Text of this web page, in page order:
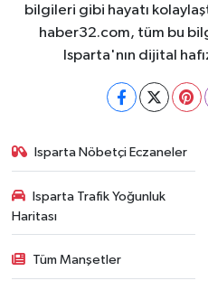
bilgileri gibi hayatı
haber32.com, tüm bu
Isparta'nın dijital
Isparta Nöbetçi Eczaneler
Isparta Trafik Yoğunluk
Haritası
Tüm Manşetler